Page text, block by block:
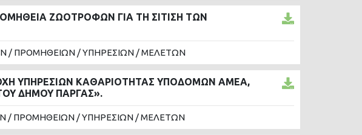
ΖΩΟΤΡΟΦΩΝ ΓΙΑ ΤΗ ΣΙΤΙΣΗ ΤΩΝ
/ ΠΡΟΜΗΘΕΙΩΝ / ΥΠΗΡΕΣΙΩΝ / ΜΕΛΕΤΩΝ
ΥΠΗΡΕΣΙΩΝ ΚΑΘΑΡΙΟΤΗΤΑΣ ΥΠΟΔΟΜΩΝ ΑΜΕΑ,
ΔΗΜΟΥ ΠΑΡΓΑΣ».
/ ΠΡΟΜΗΘΕΙΩΝ / ΥΠΗΡΕΣΙΩΝ / ΜΕΛΕΤΩΝ